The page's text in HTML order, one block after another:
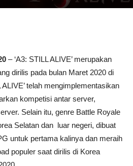
– ‘A3: STILL ALIVE’ merupakan
dirilis pada bulan Maret 2020 di
ALIVE’ telah mengimplementasikan
kompetisi antar server,
Selain itu, genre Battle Royale
Selatan dan luar negeri, dibuat
untuk pertama kalinya dan meraih
populer saat dirilis di Korea